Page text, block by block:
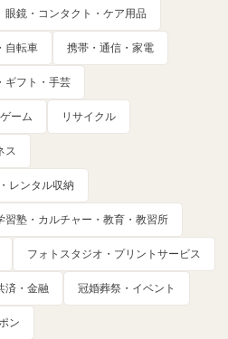
眼鏡・コンタクト・ケア用品
自転車 携帯・通信・家電
ギフト・手芸
ーム リサイクル
ス
レンタル収納
習塾・カルチャー・教育・教習所
フォトスタジオ・プリントサービス
済・金融 冠婚葬祭・イベント
ン